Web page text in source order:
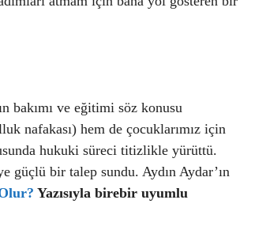
bakımı ve eğitimi söz konusu
nafakası) hem de çocuklarımız için
hukuki süreci titizlikle yürüttü.
güçlü bir talep sundu. Aydın Aydar’ın
Yazısıyla birebir uyumlu